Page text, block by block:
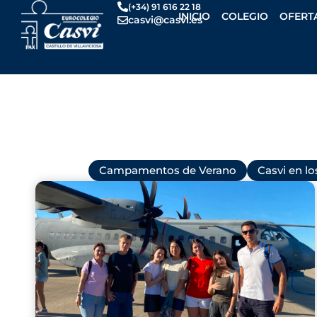
contenido
(+34) 91 616 22 18
casvi@casvi.es
INICIO COLEGIO
Campamentos de Verano Casvi en